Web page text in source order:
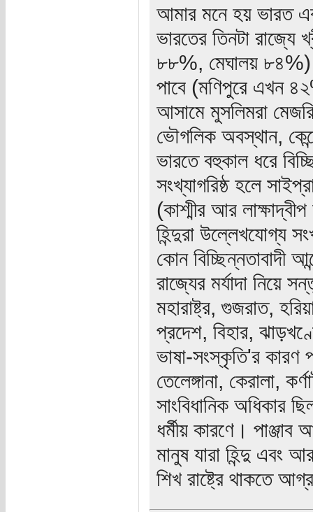
আমার মনে হয় ভারত
ভারতের তিনটা রাজ্যে
৮৮%, মেঘালয় ৮৪%)।
পাবে (মণিপুরে এখন
আসামে মুসলিমরা
ভৌগলিক অবস্থান,
ভারতে বহুকাল ধরে
সংখ্যাগরিষ্ঠ হলে
(কাশ্মীর আর
হিন্দুরা উল্লেখযোগ্য
কোন বিচ্ছিন্নতাবাদী
রাজ্যের মর্যাদা নিয়ে
মহারাষ্ট্র, গুজরাত,
প্রদেশ, বিহার,
ভাষা-সংস্কৃতি'র কারণ
তেলেঙ্গানা, কেরালা,
সাংবিধানিক অধিকার
ধর্মীয় কারণে।
মানুষ যারা হিন্দু এবং
শিখ রাষ্ট্রে থাকতে